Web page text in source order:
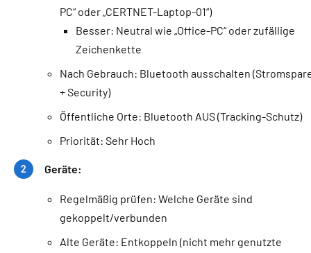
PC“ oder „CERTNET-Laptop-01“)
Besser: Neutral wie „Office-PC“ oder zufällige
Zeichenkette
Nach Gebrauch: Bluetooth ausschalten
+ Security)
Öffentliche Orte: Bluetooth AUS (Tracking-Schutz)
Priorität: Sehr Hoch
Geräte:
Regelmäßig prüfen: Welche Geräte sind
gekoppelt/verbunden
Alte Geräte: Entkoppeln (nicht mehr genutzte